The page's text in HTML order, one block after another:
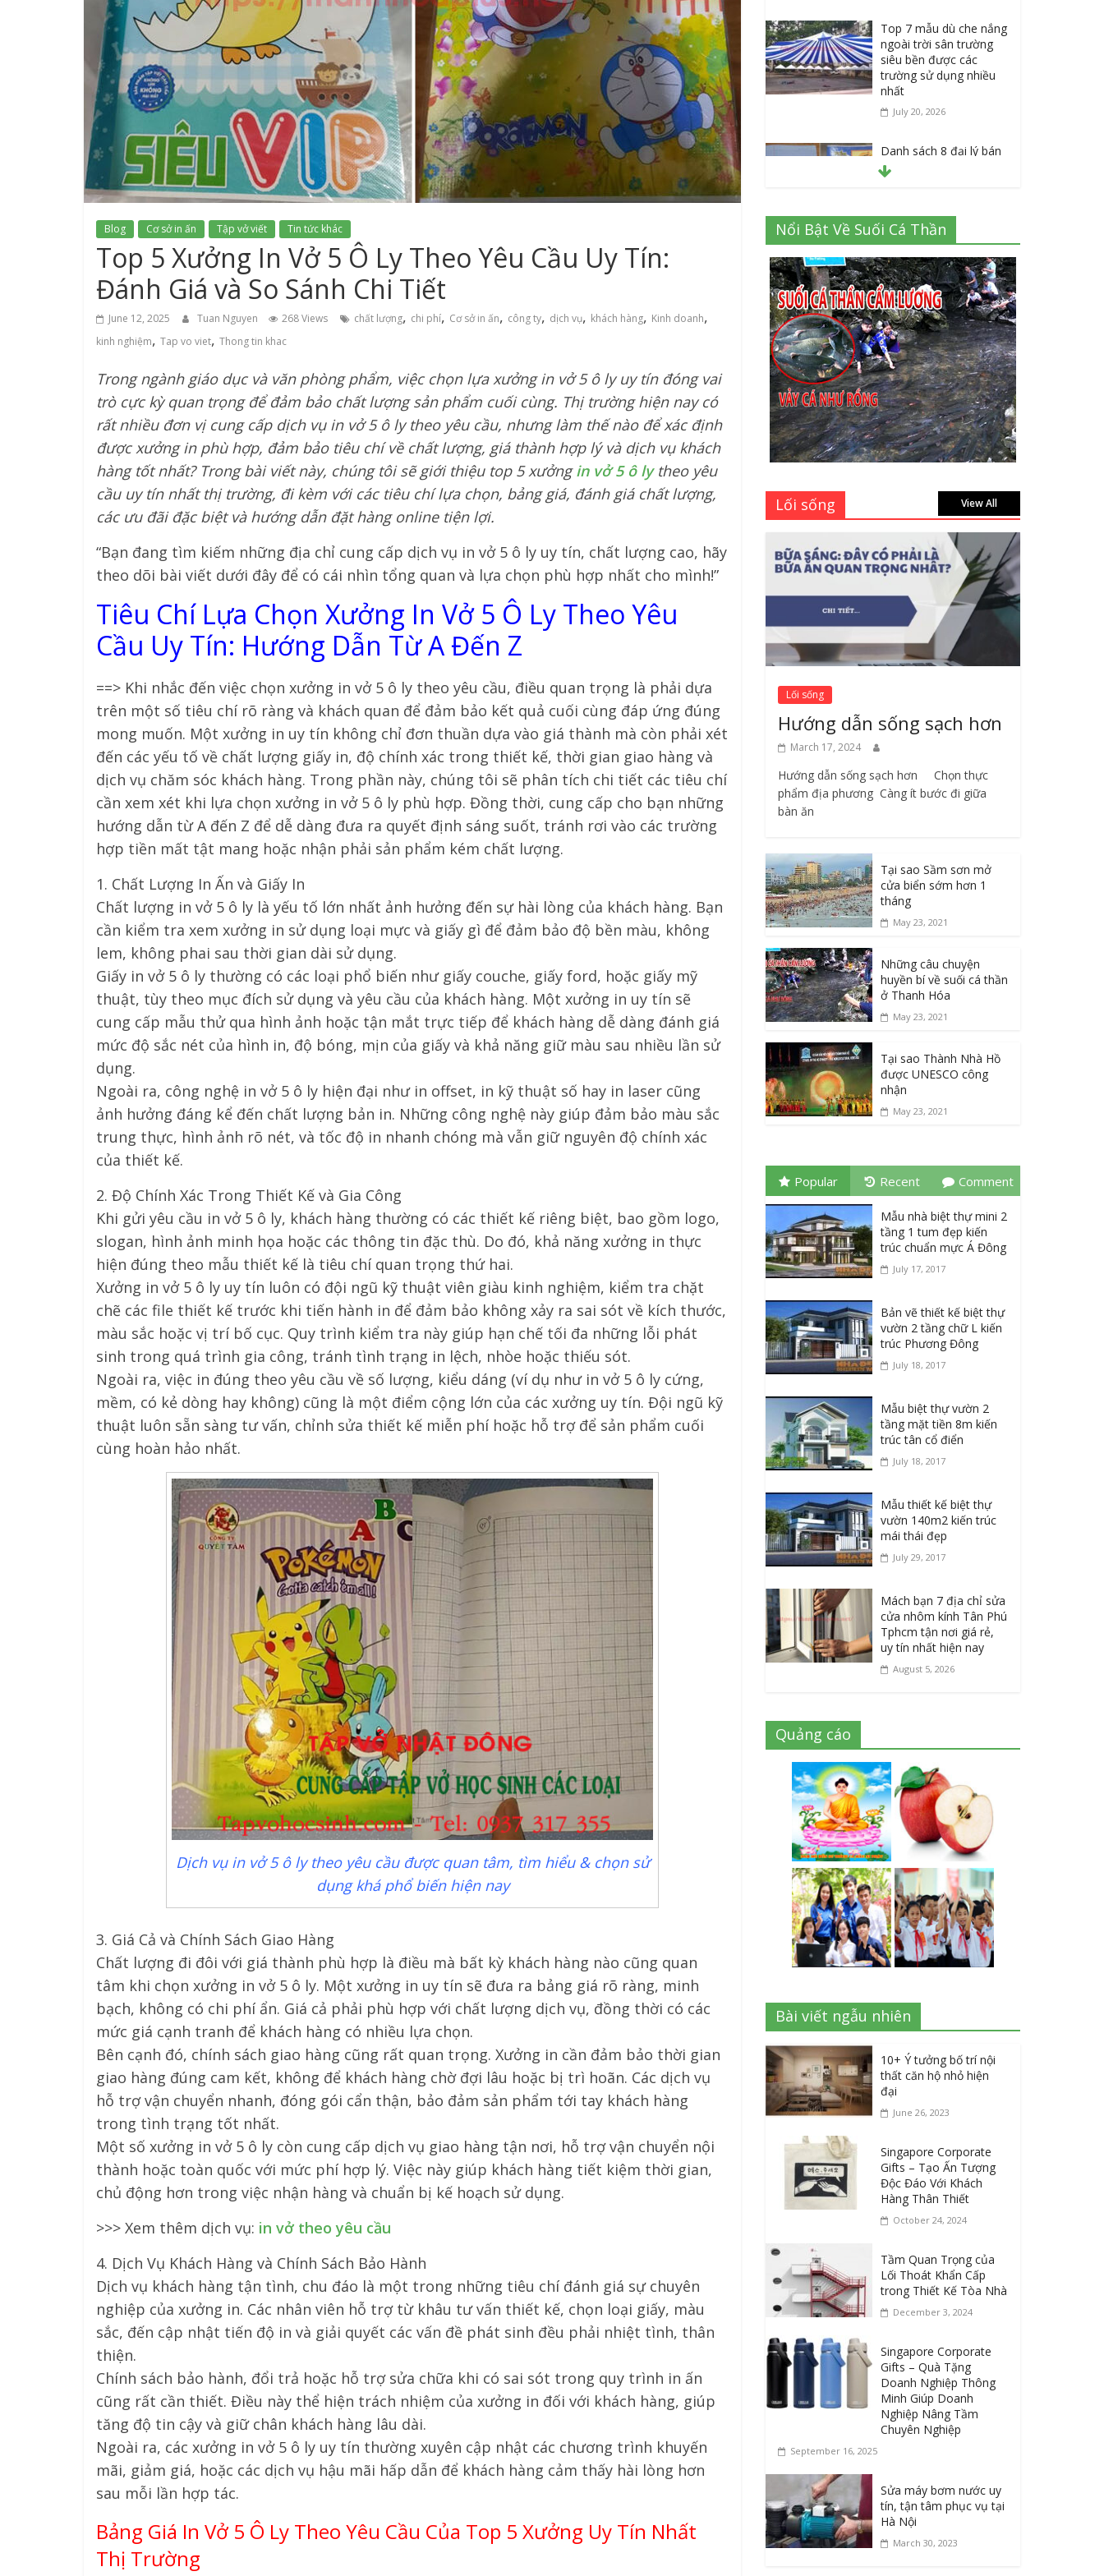
Blog Cơ sở in ấn Tập vở viết Tin tức khác
Top 5 Xưởng In Vở 5 Ô Ly Theo Yêu Cầu Uy Tín:
Đánh Giá và So Sánh Chi Tiết
June 12, 2025 Tuan Nguyen 268 Views chất lượng, chi phí, Cơ sở in ấn, công ty, dịch vụ, khách hàng, Kinh doanh,
kinh nghiệm, Tap vo viet, Thong tin khac
Trong ngành giáo dục và văn phòng phẩm, việc chọn lựa xưởng in vở 5 ô ly uy tín đóng vai
trò cực kỳ quan trọng để đảm bảo chất lượng sản phẩm cuối cùng. Thị trường hiện nay có
rất nhiều đơn vị cung cấp dịch vụ in vở 5 ô ly theo yêu cầu, nhưng làm thế nào để xác định
được xưởng in phù hợp, đảm bảo tiêu chí về chất lượng, giá thành hợp lý và dịch vụ khách
hàng tốt nhất? Trong bài viết này, chúng tôi sẽ giới thiệu top 5 xưởngin vở 5 ô lytheo yêu
cầu uy tín nhất thị trường, đi kèm với các tiêu chí lựa chọn, bảng giá, đánh giá chất lượng,
các ưu đãi đặc biệt và hướng dẫn đặt hàng online tiện lợi.
“Bạn đang tìm kiếm những địa chỉ cung cấp dịch vụ in vở 5 ô ly uy tín, chất lượng cao, hãy
theo dõi bài viết dưới đây để có cái nhìn tổng quan và lựa chọn phù hợp nhất cho mình!”
Tiêu Chí Lựa Chọn Xưởng In Vở 5 Ô Ly Theo Yêu
Cầu Uy Tín: Hướng Dẫn Từ A Đến Z
==> Khi nhắc đến việc chọn xưởng in vở 5 ô ly theo yêu cầu, điều quan trọng là phải dựa
trên một số tiêu chí rõ ràng và khách quan để đảm bảo kết quả cuối cùng đáp ứng đúng
mong muốn. Một xưởng in uy tín không chỉ đơn thuần dựa vào giá thành mà còn phải xét
đến các yếu tố về chất lượng giấy in, độ chính xác trong thiết kế, thời gian giao hàng và
dịch vụ chăm sóc khách hàng. Trong phần này, chúng tôi sẽ phân tích chi tiết các tiêu chí
cần xem xét khi lựa chọn xưởng in vở 5 ô ly phù hợp. Đồng thời, cung cấp cho bạn những
hướng dẫn từ A đến Z để dễ dàng đưa ra quyết định sáng suốt, tránh rơi vào các trường
hợp tiền mất tật mang hoặc nhận phải sản phẩm kém chất lượng.
1. Chất Lượng In Ấn và Giấy In
Chất lượng in vở 5 ô ly là yếu tố lớn nhất ảnh hưởng đến sự hài lòng của khách hàng. Bạn
cần kiểm tra xem xưởng in sử dụng loại mực và giấy gì để đảm bảo độ bền màu, không
lem, không phai sau thời gian dài sử dụng.
Giấy in vở 5 ô ly thường có các loại phổ biến như giấy couche, giấy ford, hoặc giấy mỹ
thuật, tùy theo mục đích sử dụng và yêu cầu của khách hàng. Một xưởng in uy tín sẽ
cung cấp mẫu thử qua hình ảnh hoặc tận mắt trực tiếp để khách hàng dễ dàng đánh giá
mức độ sắc nét của hình in, độ bóng, mịn của giấy và khả năng giữ màu sau nhiều lần sử
dụng.
Ngoài ra, công nghệ in vở 5 ô ly hiện đại như in offset, in kỹ thuật số hay in laser cũng
ảnh hưởng đáng kể đến chất lượng bản in. Những công nghệ này giúp đảm bảo màu sắc
trung thực, hình ảnh rõ nét, và tốc độ in nhanh chóng mà vẫn giữ nguyên độ chính xác
của thiết kế.
2. Độ Chính Xác Trong Thiết Kế và Gia Công
Khi gửi yêu cầu in vở 5 ô ly, khách hàng thường có các thiết kế riêng biệt, bao gồm logo,
slogan, hình ảnh minh họa hoặc các thông tin đặc thù. Do đó, khả năng xưởng in thực
hiện đúng theo mẫu thiết kế là tiêu chí quan trọng thứ hai.
Xưởng in vở 5 ô ly uy tín luôn có đội ngũ kỹ thuật viên giàu kinh nghiệm, kiểm tra chặt
chẽ các file thiết kế trước khi tiến hành in để đảm bảo không xảy ra sai sót về kích thước,
màu sắc hoặc vị trí bố cục. Quy trình kiểm tra này giúp hạn chế tối đa những lỗi phát
sinh trong quá trình gia công, tránh tình trạng in lệch, nhòe hoặc thiếu sót.
Ngoài ra, việc in đúng theo yêu cầu về số lượng, kiểu dáng (ví dụ như in vở 5 ô ly cứng,
mềm, có kẻ dòng hay không) cũng là một điểm cộng lớn của các xưởng uy tín. Đội ngũ kỹ
thuật luôn sẵn sàng tư vấn, chỉnh sửa thiết kế miễn phí hoặc hỗ trợ để sản phẩm cuối
cùng hoàn hảo nhất.
Dịch vụ in vở 5 ô ly theo yêu cầu được quan tâm, tìm hiểu & chọn sử
dụng khá phổ biến hiện nay
3. Giá Cả và Chính Sách Giao Hàng
Chất lượng đi đôi với giá thành phù hợp là điều mà bất kỳ khách hàng nào cũng quan
tâm khi chọn xưởng in vở 5 ô ly. Một xưởng in uy tín sẽ đưa ra bảng giá rõ ràng, minh
bạch, không có chi phí ẩn. Giá cả phải phù hợp với chất lượng dịch vụ, đồng thời có các
mức giá cạnh tranh để khách hàng có nhiều lựa chọn.
Bên cạnh đó, chính sách giao hàng cũng rất quan trọng. Xưởng in cần đảm bảo thời gian
giao hàng đúng cam kết, không để khách hàng chờ đợi lâu hoặc bị trì hoãn. Các dịch vụ
hỗ trợ vận chuyển nhanh, đóng gói cẩn thận, bảo đảm sản phẩm tới tay khách hàng
trong tình trạng tốt nhất.
Một số xưởng in vở 5 ô ly còn cung cấp dịch vụ giao hàng tận nơi, hỗ trợ vận chuyển nội
thành hoặc toàn quốc với mức phí hợp lý. Việc này giúp khách hàng tiết kiệm thời gian,
chủ động hơn trong việc nhận hàng và chuẩn bị kế hoạch sử dụng.
>>> Xem thêm dịch vụ: in vở theo yêu cầu
4. Dịch Vụ Khách Hàng và Chính Sách Bảo Hành
Dịch vụ khách hàng tận tình, chu đáo là một trong những tiêu chí đánh giá sự chuyên
nghiệp của xưởng in. Các nhân viên hỗ trợ từ khâu tư vấn thiết kế, chọn loại giấy, màu
sắc, đến cập nhật tiến độ in và giải quyết các vấn đề phát sinh đều phải nhiệt tình, thân
thiện.
Chính sách bảo hành, đổi trả hoặc hỗ trợ sửa chữa khi có sai sót trong quy trình in ấn
cũng rất cần thiết. Điều này thể hiện trách nhiệm của xưởng in đối với khách hàng, giúp
tăng độ tin cậy và giữ chân khách hàng lâu dài.
Ngoài ra, các xưởng in vở 5 ô ly uy tín thường xuyên cập nhật các chương trình khuyến
mãi, giảm giá, hoặc các dịch vụ hậu mãi hấp dẫn để khách hàng cảm thấy hài lòng hơn
sau mỗi lần hợp tác.
Bảng Giá In Vở 5 Ô Ly Theo Yêu Cầu Của Top 5 Xưởng Uy Tín Nhất
Thị Trường
Top 7 mẫu dù che nắng
ngoài trời sân trường
siêu bền được các
trường sử dụng nhiều
nhất
July 20, 2026
Danh sách 8 đại lý bán
tập vở học sinh giá sỉ
tại Tphcm uy tín được
July 16, 2026
Cập nhật mới nhất: Vở
học sinh 96 trang giá
bao nhiêu tại 3 đại lý
lớn có tiếng ở Tphcm
hiện nay?
July 9, 2026
Thành Long – Số 1 về
dịch vụ sửa cửa kính
Quận 1 Tphcm tận nhà
uy tín, giá rẻ
June 30, 2026
cửa nhôm kính Tân Phú
Tphcm tận nơi giá rẻ,
uy tín nhất hiện nay
August 5, 2026
Nổi Bật Về Suối Cá Thần
Lối sống View All
Lối sống
Hướng dẫn sống sạch hơn
March 17, 2024
Hướng dẫn sống sạch hơn Chọn thực
phẩm địa phương ​ Càng ít bước đi giữa
bàn ăn
Tại sao Sầm sơn mở
cửa biển sớm hơn 1
tháng
May 23, 2021
Những câu chuyện
huyền bí về suối cá thần
ở Thanh Hóa
May 23, 2021
Tại sao Thành Nhà Hồ
được UNESCO công
nhận
May 23, 2021
Popular Recent Comment
Mẫu nhà biệt thự mini 2
tầng 1 tum đẹp kiến
trúc chuẩn mực Á Đông
July 17, 2017
Bản vẽ thiết kế biệt thự
vườn 2 tầng chữ L kiến
trúc Phương Đông
July 18, 2017
Mẫu biệt thự vườn 2
tầng mặt tiền 8m kiến
trúc tân cổ điển
July 18, 2017
Mẫu thiết kế biệt thự
vườn 140m2 kiến trúc
mái thái đẹp
July 29, 2017
Mách bạn 7 địa chỉ sửa
cửa nhôm kính Tân Phú
Tphcm tận nơi giá rẻ,
uy tín nhất hiện nay
August 5, 2026
Quảng cáo
Bài viết ngẫu nhiên
10+ Ý tưởng bố trí nội
thất căn hộ nhỏ hiện
đại
June 26, 2023
Singapore Corporate
Gifts – Tạo Ấn Tượng
Độc Đáo Với Khách
Hàng Thân Thiết
October 24, 2024
Tầm Quan Trọng của
Lối Thoát Khẩn Cấp
trong Thiết Kế Tòa Nhà
December 3, 2024
Singapore Corporate
Gifts – Quà Tặng
Doanh Nghiệp Thông
Minh Giúp Doanh
Nghiệp Nâng Tầm
Chuyên Nghiệp
September 16, 2025
Sửa máy bơm nước uy
tín, tận tâm phục vụ tại
Hà Nội
March 30, 2023